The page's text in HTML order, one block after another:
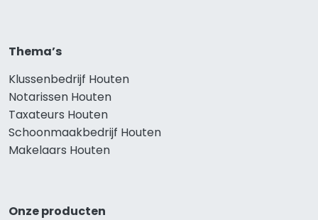
Thema’s
Klussenbedrijf Houten
Notarissen Houten
Taxateurs Houten
Schoonmaakbedrijf Houten
Makelaars Houten
Onze producten